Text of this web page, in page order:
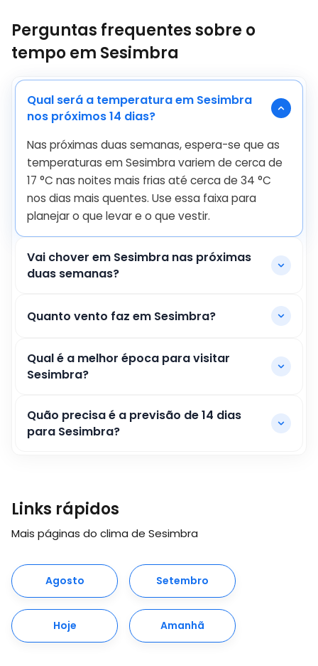
Perguntas frequentes sobre o
tempo em Sesimbra
Qual será a temperatura em Sesimbra
nos próximos 14 dias?
Nas próximas duas semanas, espera-se que as
temperaturas em Sesimbra variem de cerca de
17 °C nas noites mais frias até cerca de 34 °C
nos dias mais quentes. Use essa faixa para
planejar o que levar e o que vestir.
Vai chover em Sesimbra nas próximas
duas semanas?
Quanto vento faz em Sesimbra?
Qual é a melhor época para visitar
Sesimbra?
Quão precisa é a previsão de 14 dias
para Sesimbra?
Links rápidos
Mais páginas do clima de Sesimbra
Agosto Setembro
Hoje Amanhã